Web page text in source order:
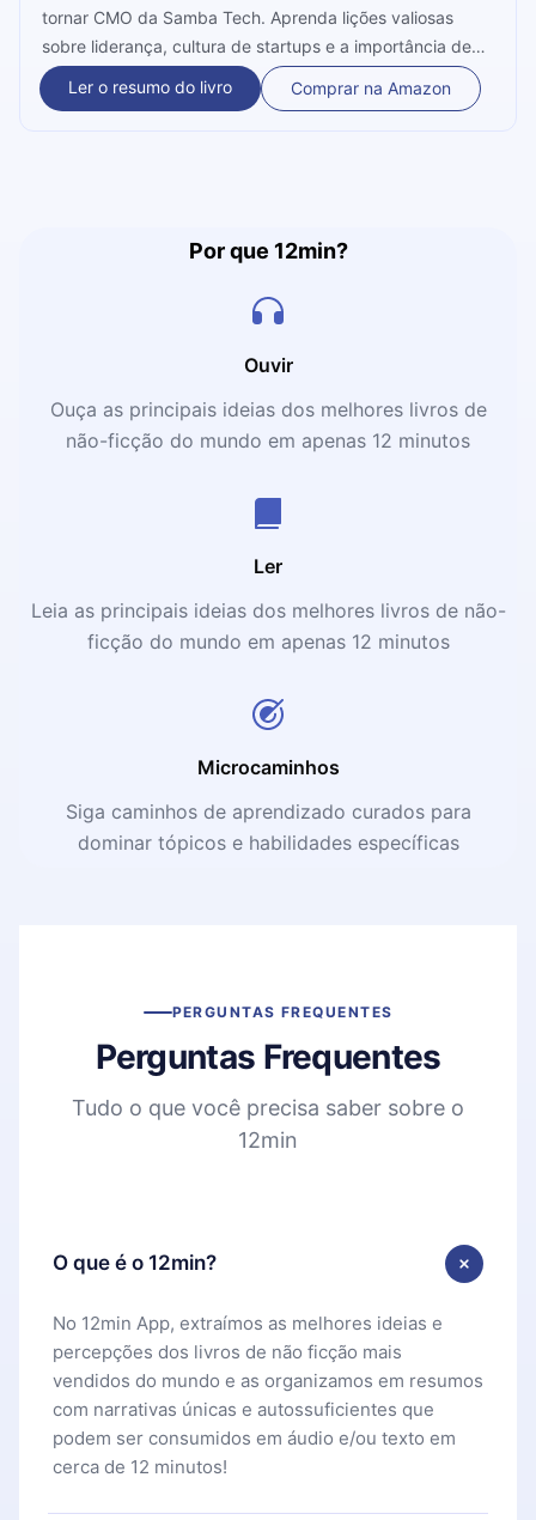
tornar CMO da Samba Tech. Aprenda lições valiosas
sobre liderança, cultura de startups e a importância de
assumir o protagonismo da sua carreira. Um guia prático
para quem busca crescer em um mercado competitivo e
Ler o resumo do livro Comprar na Amazon
Por que 12min?
Ouvir
Ouça as principais ideias dos melhores livros de
não-ficção do mundo em apenas 12 minutos
Ler
Leia as principais ideias dos melhores livros de não-
ficção do mundo em apenas 12 minutos
Microcaminhos
Siga caminhos de aprendizado curados para
dominar tópicos e habilidades específicas
PERGUNTAS FREQUENTES
Perguntas Frequentes
Tudo o que você precisa saber sobre o
12min
O que é o 12min?
No 12min App, extraímos as melhores ideias e
percepções dos livros de não ficção mais
vendidos do mundo e as organizamos em resumos
com narrativas únicas e autossuficientes que
podem ser consumidos em áudio e/ou texto em
cerca de 12 minutos!